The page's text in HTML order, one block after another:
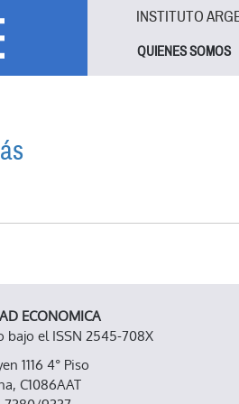
INSTITUTO
QUIENES SOMOS
ECONOMICA
bajo el ISSN 2545-708X
1116 4° Piso
C1086AAT